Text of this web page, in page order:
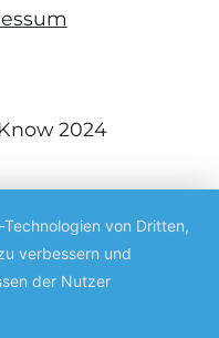
2024
von Dritten,
verbessern und
der Nutzer